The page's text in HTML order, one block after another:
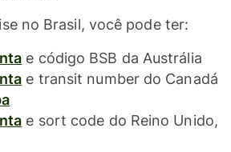
no Brasil, você pode ter:
e código BSB da Austrália
e transit number do Canadá
e sort code do Reino Unido,